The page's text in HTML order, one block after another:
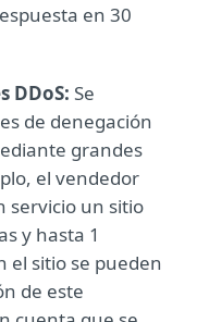
en 30
DDoS: Se
de denegación
grandes
el vendedor
servicio un sitio
y hasta 1
el sitio se pueden
de este